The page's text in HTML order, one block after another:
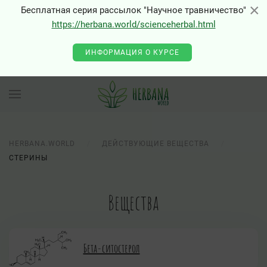
×
Бесплатная серия рассылок "Научное травничество"
https://herbana.world/scienceherbal.html
ИНФОРМАЦИЯ О КУРСЕ
HERBANA.WORLD
ДЕЙСТВУЮЩИЕ ВЕЩЕСТВА
СТЕРИНЫ
Вещества
Бета-ситостерол
×